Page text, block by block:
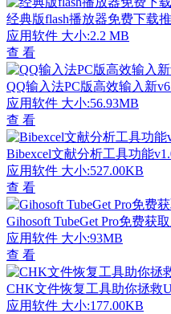
经典版flash播放器免费下载
应用软件 大小:2.2 MB
查 看
QQ输入法PC版高效输入新
应用软件 大小:56.93MB
查 看
Bibexcel文献分析工具功能
应用软件 大小:527.00KB
查 看
Gihosoft TubeGet Pro免费获
应用软件 大小:93MB
查 看
CHK文件恢复工具助你拯救
应用软件 大小:177.00KB